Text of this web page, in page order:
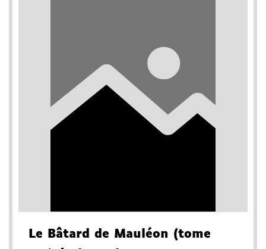
Le Bâtard de Mauléon (tome